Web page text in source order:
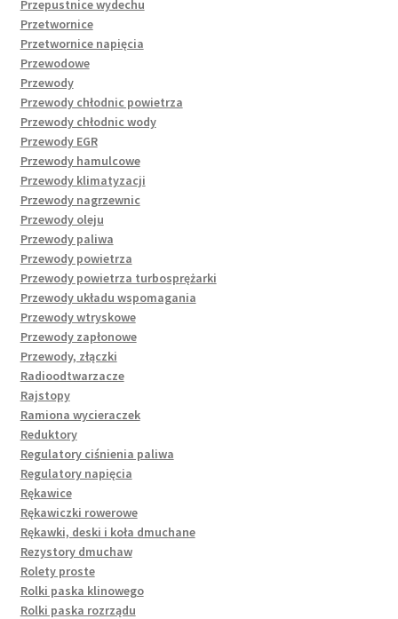
Przepustnice wydechu
Przetwornice
Przetwornice napięcia
Przewodowe
Przewody
Przewody chłodnic powietrza
Przewody chłodnic wody
Przewody EGR
Przewody hamulcowe
Przewody klimatyzacji
Przewody nagrzewnic
Przewody oleju
Przewody paliwa
Przewody powietrza
Przewody powietrza turbosprężarki
Przewody układu wspomagania
Przewody wtryskowe
Przewody zapłonowe
Przewody, złączki
Radioodtwarzacze
Rajstopy
Ramiona wycieraczek
Reduktory
Regulatory ciśnienia paliwa
Regulatory napięcia
Rękawice
Rękawiczki rowerowe
Rękawki, deski i koła dmuchane
Rezystory dmuchaw
Rolety proste
Rolki paska klinowego
Rolki paska rozrządu